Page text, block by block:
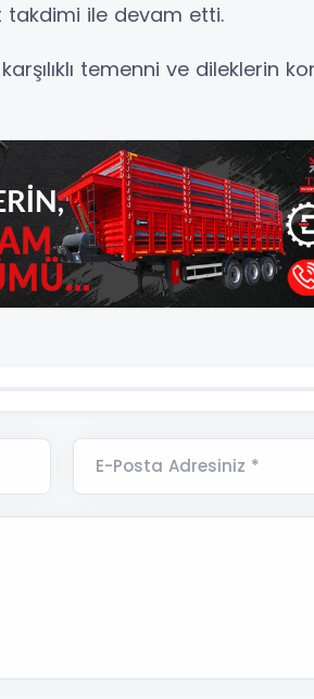
takdimi ile devam etti.
temenni ve dileklerin
E-Posta Adresiniz *